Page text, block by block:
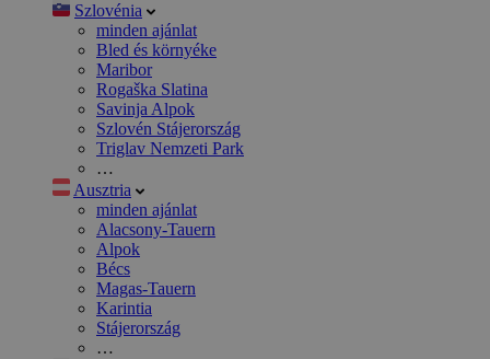
Szlovénia
minden ajánlat
Bled és környéke
Maribor
Rogaška Slatina
Savinja Alpok
Szlovén Stájerország
Triglav Nemzeti Park
…
Ausztria
minden ajánlat
Alacsony-Tauern
Alpok
Bécs
Magas-Tauern
Karintia
Stájerország
…